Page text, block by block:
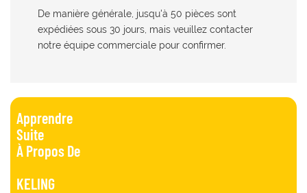
De manière générale, jusqu'à 50 pièces sont
expédiées sous 30 jours, mais veuillez contacter
notre équipe commerciale pour confirmer.
Apprendre
Suite
À Propos De
KELING